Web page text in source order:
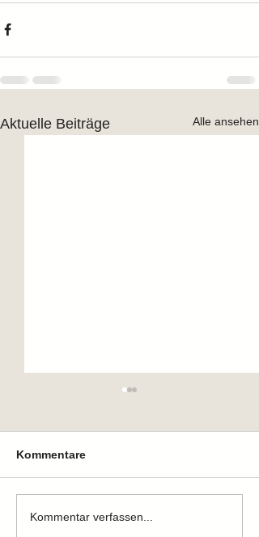
Aktuelle Beiträge Alle ansehen
Zuhause gefunden
Kommentare
Kommentar verfassen...